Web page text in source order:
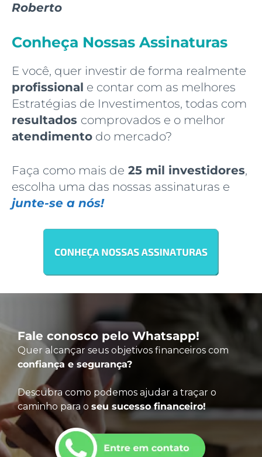
Roberto
Conheça Nossas Assinaturas
E você, quer investir de forma realmente
profissional e contar com as melhores
Estratégias de Investimentos, todas com
resultados comprovados e o melhor
atendimento do mercado?
Faça como mais de 25 mil investidores,
escolha uma das nossas assinaturas e
junte-se a nós!
Fale conosco pelo Whatsapp!
Quer alcançar seus objetivos financeiros com
confiança e segurança?
Descubra como podemos ajudar a traçar o
caminho para o seu sucesso financeiro!